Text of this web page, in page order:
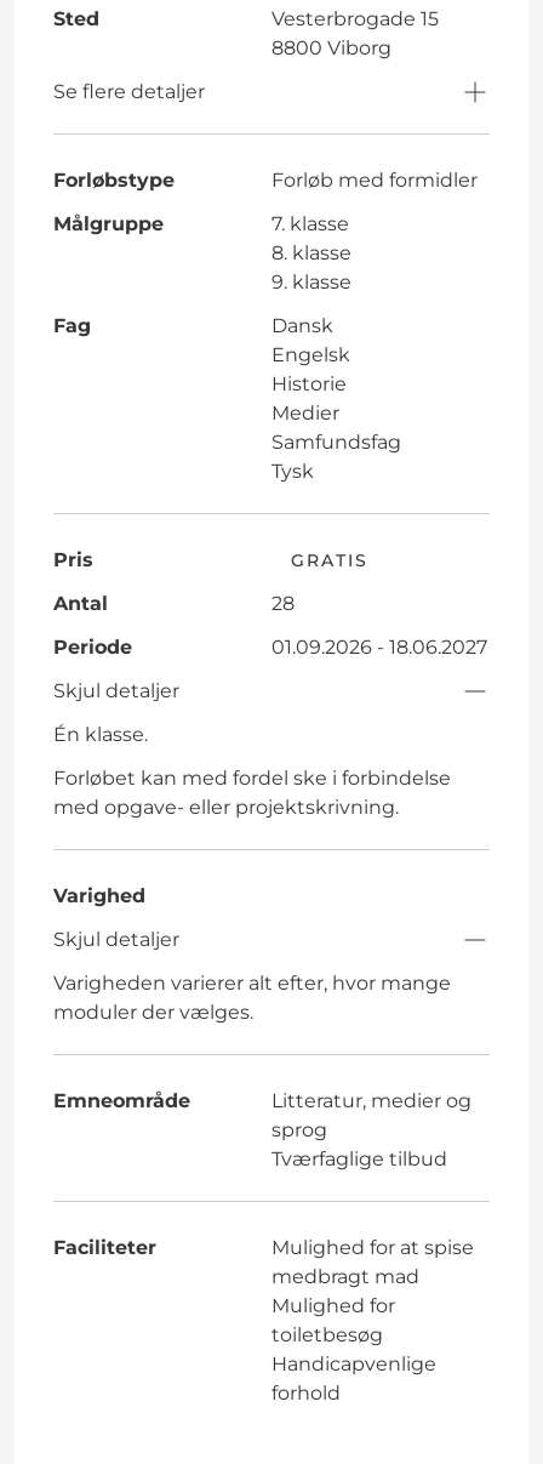
Sted
Vesterbrogade 15
8800 Viborg
Se flere detaljer
Forløbstype
Forløb med formidler
Målgruppe
7. klasse
8. klasse
9. klasse
Fag
Dansk
Engelsk
Historie
Medier
Samfundsfag
Tysk
Pris GRATIS
Antal
28
Periode
01.09.2026 - 18.06.2027
Skjul detaljer
Én klasse.
Forløbet kan med fordel ske i forbindelse
med opgave- eller projektskrivning.
Varighed
Skjul detaljer
Varigheden varierer alt efter, hvor mange
moduler der vælges.
Emneområde
Litteratur, medier og
sprog
Tværfaglige tilbud
Faciliteter
Mulighed for at spise
medbragt mad
Mulighed for
toiletbesøg
Handicapvenlige
forhold